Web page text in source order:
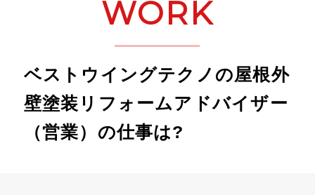
WORK
ベストウイングテクノの屋根外
壁塗装リフォームアドバイザー
（営業）の仕事は?